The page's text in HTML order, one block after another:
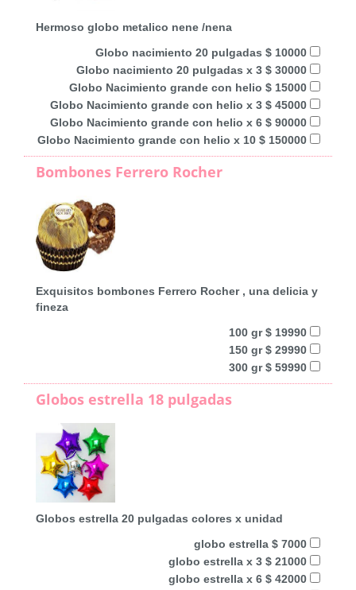
Hermoso globo metalico nene /nena
Globo nacimiento 20 pulgadas $ 10000
Globo nacimiento 20 pulgadas x 3 $ 30000
Globo Nacimiento grande con helio $ 15000
Globo Nacimiento grande con helio x 3 $ 45000
Globo Nacimiento grande con helio x 6 $ 90000
Globo Nacimiento grande con helio x 10 $ 150000
Bombones Ferrero Rocher
Exquisitos bombones Ferrero Rocher , una delicia y
fineza
100 gr $ 19990
150 gr $ 29990
300 gr $ 59990
Globos estrella 18 pulgadas
Globos estrella 20 pulgadas colores x unidad
globo estrella $ 7000
globo estrella x 3 $ 21000
globo estrella x 6 $ 42000